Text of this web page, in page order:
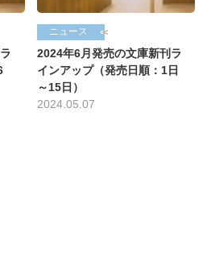
ニュース
2024年6月発売の文庫新刊ラ
インアップ（発売日順：1日
～15日）
2024.05.07